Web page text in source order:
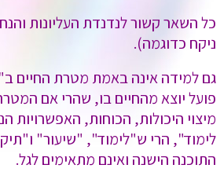
כל השאר קשור לנדנדת העליונות
ניקח כדוגמה).
גם למידה אינה באמת מטרת החיים
פועל יוצא מהחיים בו, שהרי אם
מיצוי היכולות, הכוחות, האפשרויות
לימוד", הרי ש"לימוד", "שיעור"
התוכנה הישנה ואינם מתאימים לגל.